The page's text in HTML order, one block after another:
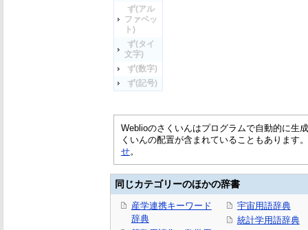
ず(アル
ファベッ
ト)
ず(タイ
文字)
ず(数字)
ず(記号)
Weblioのさくいんはプログラムで自動的に生
くいんの配置が含まれていることもあります
せ。
同じカテゴリーのほかの辞書
産学連携キーワード
辞典
宇宙用語辞典
統計学用語辞典